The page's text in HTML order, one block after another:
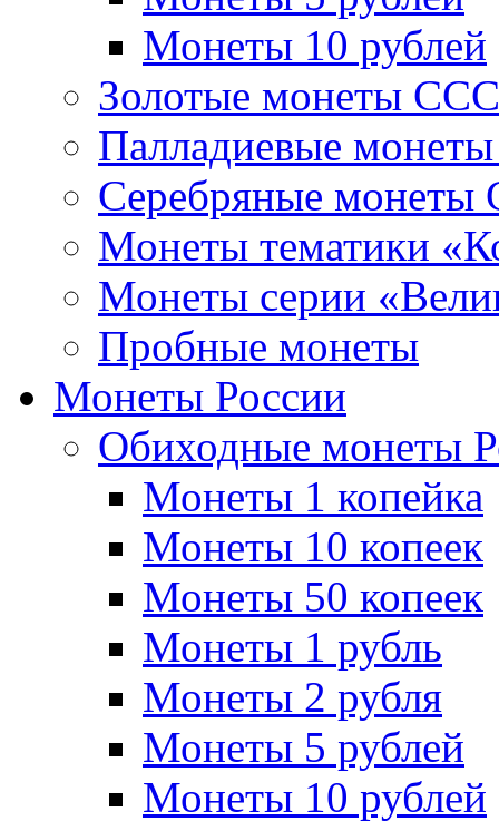
Монеты 10 рублей
Золотые монеты
Палладиевые
Серебряные монеты
Монеты тематики
Монеты серии
Пробные монеты
Монеты России
Обиходные монеты
Монеты 1 копейка
Монеты 10 копеек
Монеты 50 копеек
Монеты 1 рубль
Монеты 2 рубля
Монеты 5 рублей
Монеты 10 рублей